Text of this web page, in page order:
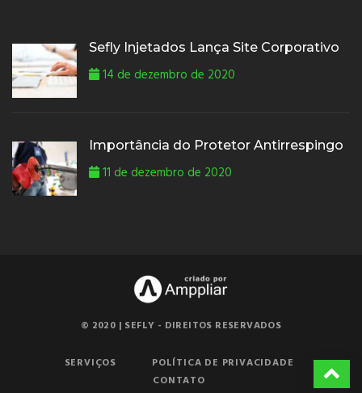
Sefly Injetados Lança Site Corporativo
14 de dezembro de 2020
Importância do Protetor Antirrespingo
11 de dezembro de 2020
© 2020 | SEFLY - DIREITOS RESERVADOS
SERVIÇOS
POLÍTICA DE PRIVACIDADE
CONTATO